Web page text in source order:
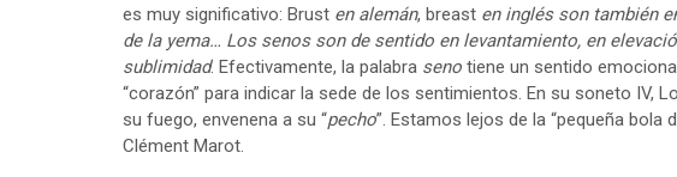
es muy significativo: Brust en alemán, breast en inglés son también
de la yema… Los senos son de sentido en levantamiento, en
sublimidad. Efectivamente, la palabra seno tiene un sentido
“corazón” para indicar la sede de los sentimientos. En su soneto IV,
su fuego, envenena a su “pecho”. Estamos lejos de la “pequeña
Clément Marot.